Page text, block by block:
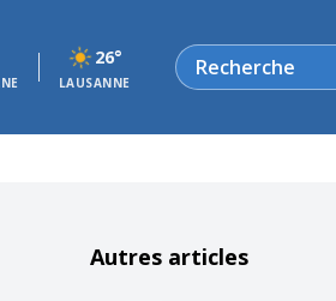
26°
LAUSANNE
Rechercher
Autres articles